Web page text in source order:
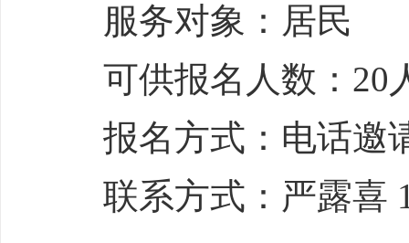
服务对象：居民
可供报名人数：20
报名方式：电话邀
联系方式：严露喜